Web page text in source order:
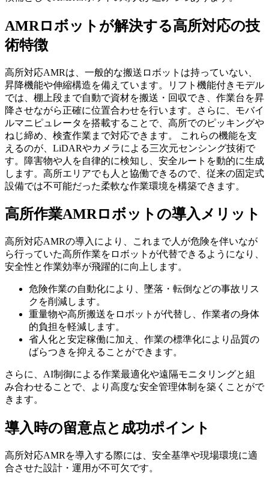
AMRロボットが解決する高所対応の技
術特徴
高所対応AMRは、一般的な搬送ロボットは持っていない、
昇降機能や伸縮構造を備えています。リフト機能付きモデル
では、棚上段まで自動で資材を搬送・回収でき、作業台を昇
降させながら正確に位置合わせを行います。さらに、モバイ
ルマニピュレータを搭載することで、高所でのピッキングや
ねじ締め、検査作業まで対応できます。 これらの機能を支
えるのが、LiDARやカメラによる三次元センシング技術で
す。障害物や人を自律的に検知し、安全ルートを動的に生成
します。 高所エリアでも人と協働できるので、従来の固定式
設備では不可能だった柔軟な作業環境を構築できます。
高所作業AMRロボットの導入メリット
高所対応AMRの導入により、これまで人が危険を伴いなが
ら行っていた高所作業をロボットが代替できるようになり、
安全性と作業効率が飛躍的に向上します。
危険作業の自動化により、墜落・転倒などの事故リス
クを削減します。
重量物や高所搬送をロボットが代替し、作業者の身体
的負担を軽減します。
省人化と安定稼働に加え、作業の標準化により品質の
ばらつきを抑えることができます。
さらに、AI制御による作業最適化や遠隔モニタリングと組
み合わせることで、より高度な安全管理体制を築くことがで
きます。
導入時の留意点と成功ポイント
高所対応AMRを導入する際には、安全基準や現場環境に適
合させた設計・運用が不可欠です。